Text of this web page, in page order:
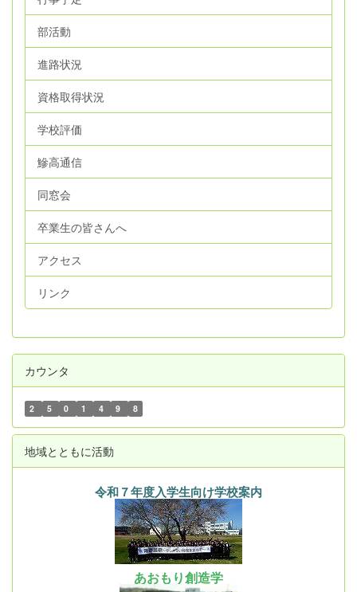
部活動
進路状況
資格取得状況
学校評価
鰺高通信
同窓会
卒業生の皆さんへ
アクセス
リンク
カウンタ
2 5 0 1 4 9 8
地域とともに活動
令和７年度入学生向け学校案内
あおもり創造学